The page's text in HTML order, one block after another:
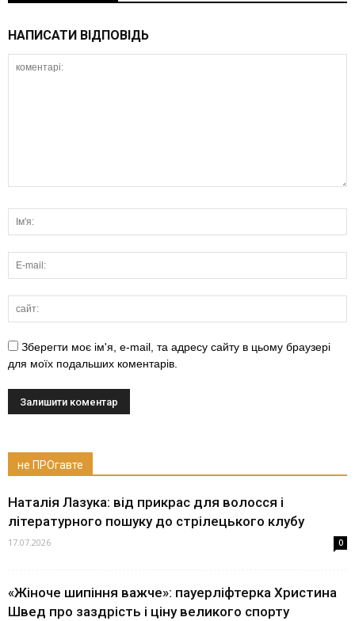
НАПИСАТИ ВІДПОВІДЬ
Зберегти моє ім'я, e-mail, та адресу сайту в цьому браузері
для моїх подальших коментарів.
не ПРОгавте
Наталія Лазука: від прикрас для волосся і
літературного пошуку до стрілецького клубу
17.07.2026 0
«Жіноче шипіння важче»: пауерліфтерка Христина
Швед про заздрість і ціну великого спорту